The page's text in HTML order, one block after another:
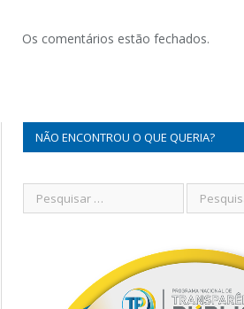
Os comentários estão fechados.
NÃO ENCONTROU O QUE QUERIA?